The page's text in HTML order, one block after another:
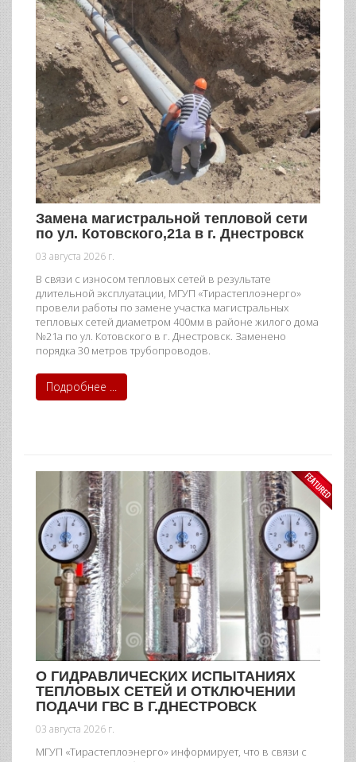
Замена магистральной тепловой сети
по ул. Котовского,21а в г. Днестровск
03 августа 2026 г.
В связи с износом тепловых сетей в результате
длительной эксплуатации, МГУП «Тирастеплоэнерго»
провели работы по замене участка магистральных
тепловых сетей диаметром 400мм в районе жилого дома
№21а по ул. Котовского в г. Днестровск. Заменено
порядка 30 метров трубопроводов.
Подробнее ...
О ГИДРАВЛИЧЕСКИХ ИСПЫТАНИЯХ
ТЕПЛОВЫХ СЕТЕЙ И ОТКЛЮЧЕНИИ
ПОДАЧИ ГВС В Г.ДНЕСТРОВСК
03 августа 2026 г.
МГУП «Тирастеплоэнерго» информирует, что в связи с